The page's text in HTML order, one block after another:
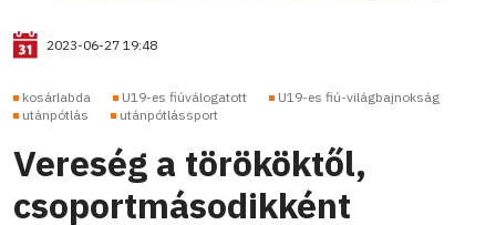
2023-06-27 19:48
kosárlabda U19-es fiúválogatott
U19-es fiú-világbajnokság
utánpótlás
utánpótlássport
Vereség a törököktől,
csoportmásodikként